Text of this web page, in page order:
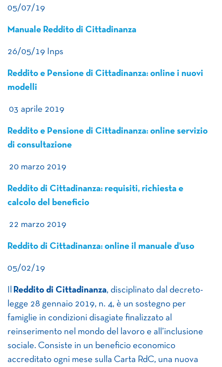
05/07/19
Manuale Reddito di Cittadinanza
26/05/19 Inps
Reddito e Pensione di Cittadinanza: online i nuovi
modelli
03 aprile 2019
Reddito e Pensione di Cittadinanza: online servizio
di consultazione
20 marzo 2019
Reddito di Cittadinanza: requisiti, richiesta e
calcolo del beneficio
22 marzo 2019
Reddito di Cittadinanza: online il manuale d’uso
05/02/19
Reddito di Cittadinanza, disciplinato dal decreto-
legge 28 gennaio 2019, n. 4, è un sostegno per
famiglie in condizioni disagiate finalizzato al
reinserimento nel mondo del lavoro e all’inclusione
sociale. Consiste in un beneficio economico
accreditato ogni mese sulla Carta RdC, una nuova